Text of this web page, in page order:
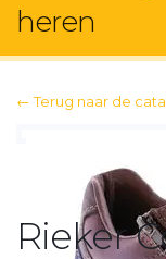
heren
← Terug naar de
Rieker